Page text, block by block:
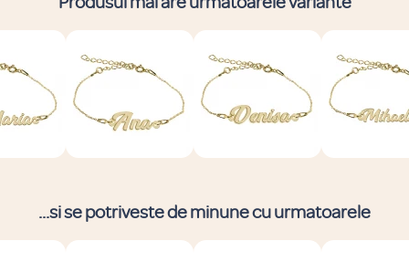
...si se potriveste de minune cu urmatoarele